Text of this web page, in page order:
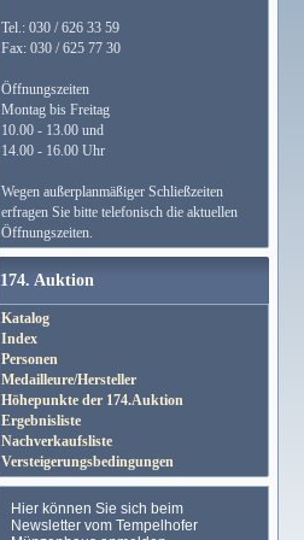
Tel.: 030 / 626 33 59
Fax: 030 / 625 77 30
Öffnungszeiten
Montag bis Freitag
10.00 - 13.00 und
14.00 - 16.00 Uhr
Wegen außerplanmäßiger Schließzeiten
erfragen Sie bitte telefonisch die aktuellen
Öffnungszeiten.
174. Auktion
Katalog
Index
Personen
Medailleure/Hersteller
Höhepunkte der 174.Auktion
Ergebnisliste
Nachverkaufsliste
Versteigerungsbedingungen